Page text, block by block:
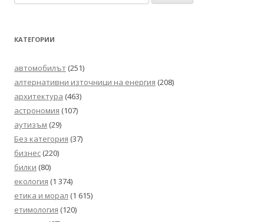
за:
КАТЕГОРИИ
автомобилът (251)
алтернативни източници на енергия (208)
архитектура (463)
астрономия (107)
аутизъм (29)
Без категория (37)
бизнес (220)
билки (80)
екология (1 374)
етика и морал (1 615)
етимология (120)